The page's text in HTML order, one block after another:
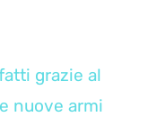
grazie al
nuove armi